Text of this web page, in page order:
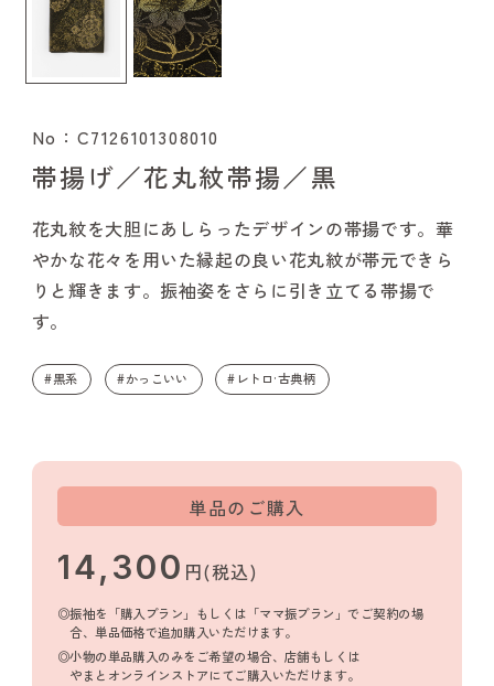
No：C7126101308010
帯揚げ／花丸紋帯揚／黒
花丸紋を大胆にあしらったデザインの帯揚です。華
やかな花々を用いた縁起の良い花丸紋が帯元できら
りと輝きます。振袖姿をさらに引き立てる帯揚で
す。
#黒系 #かっこいい #レトロ·古典柄
単品のご購入
14,300 円(税込)
振袖を「購入プラン」もしくは「ママ振プラン」でご契約の場
合、単品価格で追加購入いただけます。
小物の単品購入のみをご希望の場合、店舗もしくは
やまとオンラインストアにてご購入いただけます。